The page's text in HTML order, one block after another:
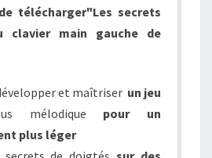
télécharger"Les secrets
clavier main gauche de
et maîtriser un jeu
mélodique pour un
plus léger